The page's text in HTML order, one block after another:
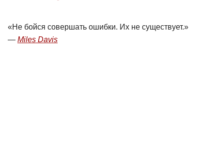
Не бойся совершать ошибки. Их не существует.
Miles Davis